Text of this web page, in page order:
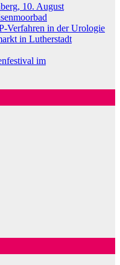
10. August
Verfahren in der Urologie
in Lutherstadt
im